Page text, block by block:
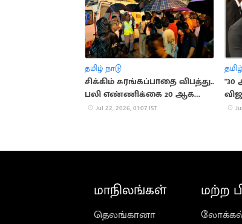
தமிழ் நாடு
சிக்கிம் சுரங்கப்பாதை விபத்து..
பலி எண்ணிக்கை 20 ஆக
உயர்வு
Jul 22, 2026, 01:07 IST
மாநிலங்கள்
தெலங்கானா
மற்ற